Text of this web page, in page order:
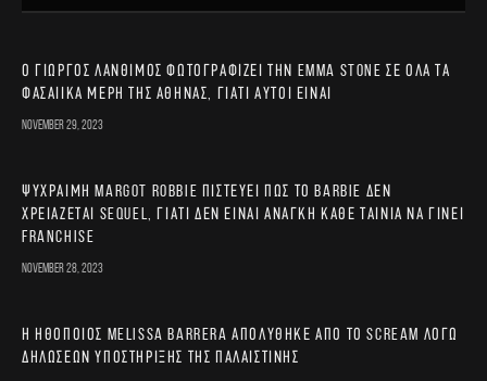
Ο Γιώργος Λάνθιμος φωτογραφίζει την Emma Stone σε όλα τα
φασαίικα μέρη της Αθήνας, γιατί αυτοί είναι
November 29, 2023
Ψύχραιμη Margot Robbie πιστεύει πως το Barbie δεν
χρειάζεται sequel, γιατί δεν είναι ανάγκη κάθε ταινία να γίνει
franchise
November 28, 2023
Η ηθοποιός Melissa Barrera απολύθηκε από το Scream λόγω
δηλώσεων υποστήριξης της Παλαιστίνης